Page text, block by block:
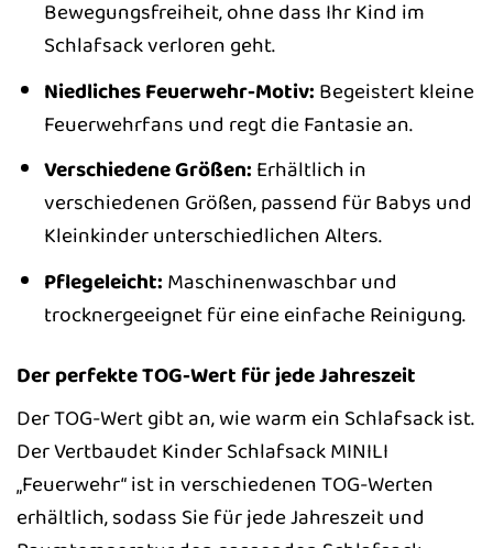
Bewegungsfreiheit, ohne dass Ihr Kind im
Schlafsack verloren geht.
Niedliches Feuerwehr-Motiv: Begeistert kleine
Feuerwehrfans und regt die Fantasie an.
Verschiedene Größen: Erhältlich in
verschiedenen Größen, passend für Babys und
Kleinkinder unterschiedlichen Alters.
Pflegeleicht: Maschinenwaschbar und
trocknergeeignet für eine einfache Reinigung.
Der perfekte TOG-Wert für jede Jahreszeit
Der TOG-Wert gibt an, wie warm ein Schlafsack ist.
Der Vertbaudet Kinder Schlafsack MINILI
„Feuerwehr“ ist in verschiedenen TOG-Werten
erhältlich, sodass Sie für jede Jahreszeit und